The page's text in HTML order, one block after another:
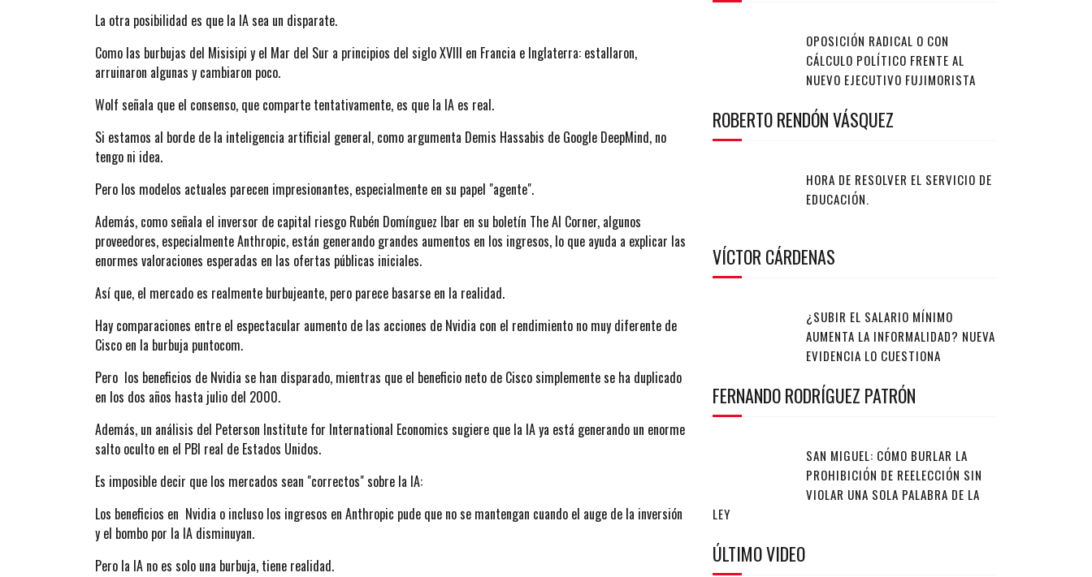
La otra posibilidad es que la IA sea un disparate.
Como las burbujas del Misisipi y el Mar del Sur a principios del siglo XVIII en Francia e Inglaterra: estallaron,
arruinaron algunas y cambiaron poco.
Wolf señala que el consenso, que comparte tentativamente, es que la IA es real.
Si estamos al borde de la inteligencia artificial general, como argumenta Demis Hassabis de Google DeepMind, no
tengo ni idea.
Pero los modelos actuales parecen impresionantes, especialmente en su papel "agente".
Además, como señala el inversor de capital riesgo Rubén Domínguez Ibar en su boletín The AI Corner, algunos
proveedores, especialmente Anthropic, están generando grandes aumentos en los ingresos, lo que ayuda a explicar las
enormes valoraciones esperadas en las ofertas públicas iniciales.
Así que, el mercado es realmente burbujeante, pero parece basarse en la realidad.
Hay comparaciones entre el espectacular aumento de las acciones de Nvidia con el rendimiento no muy diferente de
Cisco en la burbuja puntocom.
Pero los beneficios de Nvidia se han disparado, mientras que el beneficio neto de Cisco simplemente se ha duplicado
en los dos años hasta julio del 2000.
Además, un análisis del Peterson Institute for International Economics sugiere que la IA ya está generando un enorme
salto oculto en el PBI real de Estados Unidos.
Es imposible decir que los mercados sean "correctos" sobre la IA:
Los beneficios en Nvidia o incluso los ingresos en Anthropic pude que no se mantengan cuando el auge de la inversión
y el bombo por la IA disminuyan.
Pero la IA no es solo una burbuja, tiene realidad.
OPOSICIÓN RADICAL O CON
CÁLCULO POLÍTICO FRENTE AL
NUEVO EJECUTIVO FUJIMORISTA
ROBERTO RENDÓN VÁSQUEZ
HORA DE RESOLVER EL SERVICIO DE
EDUCACIÓN.
VÍCTOR CÁRDENAS
¿SUBIR EL SALARIO MÍNIMO
AUMENTA LA INFORMALIDAD? NUEVA
EVIDENCIA LO CUESTIONA
FERNANDO RODRÍGUEZ PATRÓN
SAN MIGUEL: CÓMO BURLAR LA
PROHIBICIÓN DE REELECCIÓN SIN
VIOLAR UNA SOLA PALABRA DE LA
LEY
ÚLTIMO VIDEO